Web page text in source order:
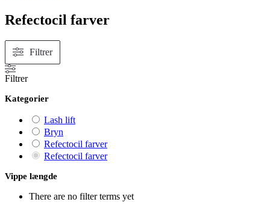
Refectocil farver
Filtrer
Filtrer
Kategorier
Lash lift
Bryn
Refectocil farver
Refectocil farver
Vippe længde
There are no filter terms yet